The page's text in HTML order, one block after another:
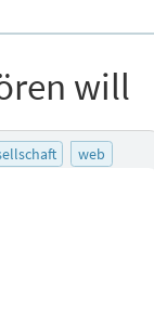
will
web